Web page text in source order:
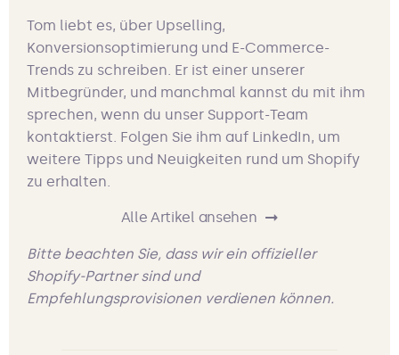
Tom liebt es, über Upselling,
Konversionsoptimierung und E-Commerce-
Trends zu schreiben. Er ist einer unserer
Mitbegründer, und manchmal kannst du mit ihm
sprechen, wenn du unser Support-Team
kontaktierst. Folgen Sie ihm auf LinkedIn, um
weitere Tipps und Neuigkeiten rund um Shopify
zu erhalten.
Alle Artikel ansehen
Bitte beachten Sie, dass wir ein offizieller
Shopify-Partner sind und
Empfehlungsprovisionen verdienen können.